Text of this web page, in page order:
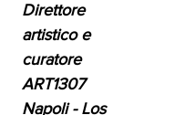
Direttore
artistico e
curatore
ART1307
Napoli - Los